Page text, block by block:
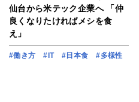
仙台から米テック企業へ 「仲
良くなりたければメシを食
え」
#働き方 #IT #日本食 #多様性